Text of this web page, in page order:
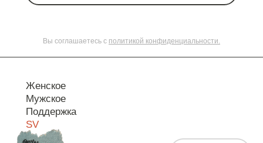
Вы соглашаетесь с политикой конфиденциальности.
Женское
Мужское
Поддержка
SV